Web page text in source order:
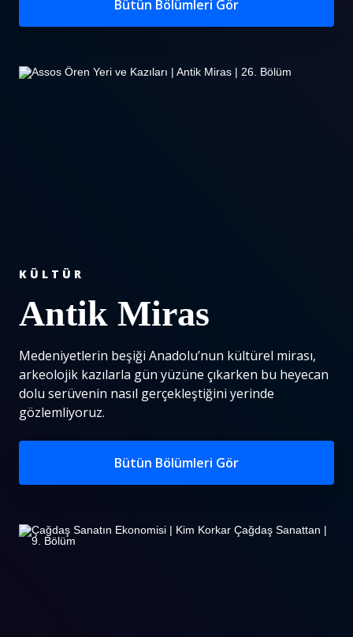
Bütün Bölümleri Gör
KÜLTÜR
Antik Miras
Medeniyetlerin beşiği Anadolu’nun kültürel mirası,
arkeolojik kazılarla gün yüzüne çıkarken bu heyecan
dolu serüvenin nasıl gerçekleştiğini yerinde
gözlemliyoruz.
Bütün Bölümleri Gör